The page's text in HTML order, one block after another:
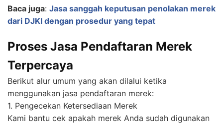
Baca juga: Jasa sanggah keputusan penolakan merek
dari DJKI dengan prosedur yang tepat
Proses Jasa Pendaftaran Merek
Terpercaya
Berikut alur umum yang akan dilalui ketika
menggunakan jasa pendaftaran merek:
1. Pengecekan Ketersediaan Merek
Kami bantu cek apakah merek Anda sudah digunakan